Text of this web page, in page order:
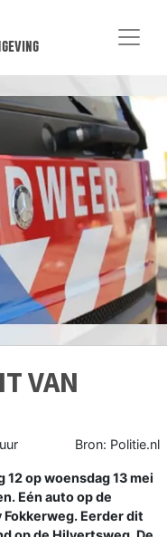
VAN
Bron: Politie.nl
12 op woensdag 13 mei
Eén auto op de
Eerder dit